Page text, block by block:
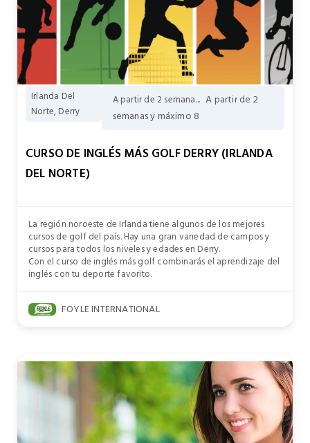
Irlanda Del
Norte, Derry
A partir de 2 semana... A partir de 2
semanas y máximo 8
CURSO DE INGLÉS MÁS GOLF DERRY (IRLANDA
DEL NORTE)
La región noroeste de Irlanda tiene algunos de los mejores
cursos de golf del país. Hay una gran variedad de campos y
cursos para todos los niveles y edades en Derry.
Con el curso de inglés más golf combinarás el aprendizaje del
inglés con tu deporte favorito.
FOYLE INTERNATIONAL